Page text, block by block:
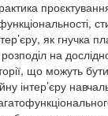
як гнучка
на
що можуть